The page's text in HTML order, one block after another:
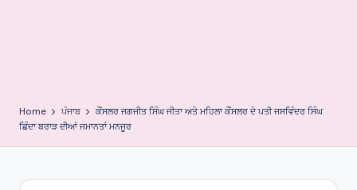
Home ਪੰਜਾਬ
ਕੌਂਸਲਰ ਜਗਜੀਤ ਸਿੰਘ ਜੀਤਾ ਅਤੇ ਮਹਿਲਾ ਕੌਂਸਲਰ ਦੇ ਪਤੀ ਜਸਵਿੰਦਰ ਸਿੰਘ
ਛਿੰਦਾ ਬਰਾੜ ਦੀਆਂ ਜਮਾਨਤਾਂ ਮਨਜੂਰ